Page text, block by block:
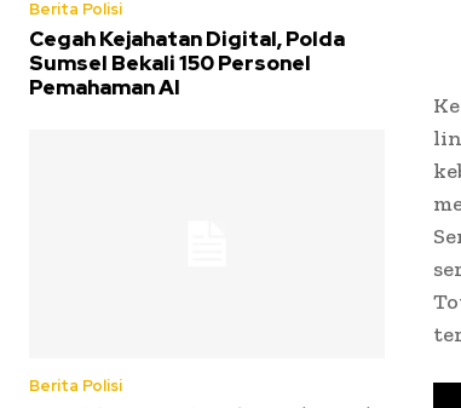
Berita Polisi
Cegah Kejahatan Digital, Polda
Sumsel Bekali 150 Personel
Pemahaman AI
Berita Polisi